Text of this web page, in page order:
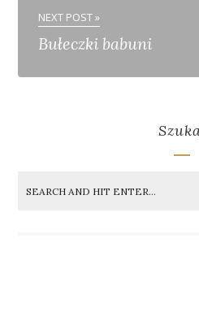
NEXT POST »
Bułeczki babuni